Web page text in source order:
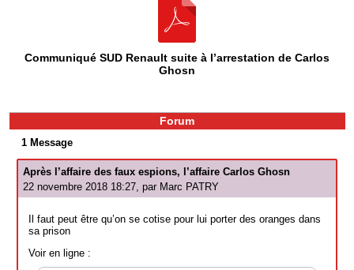
Communiqué SUD Renault suite à l’arrestation de Carlos
Ghosn
Forum
1 Message
Après l’affaire des faux espions, l’affaire Carlos Ghosn
22 novembre 2018 18:27, par Marc PATRY
Il faut peut être qu’on se cotise pour lui porter des oranges dans
sa prison
Voir en ligne :